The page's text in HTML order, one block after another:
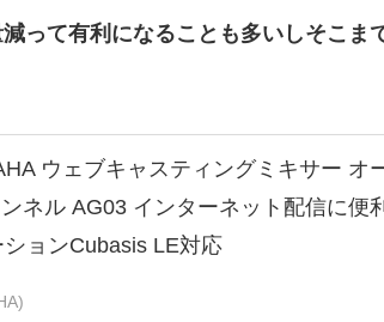
って有利になることも多いしそこま
ウェブキャスティングミキサー オ
ネル AG03 インターネット配信に便
ョンCubasis LE対応